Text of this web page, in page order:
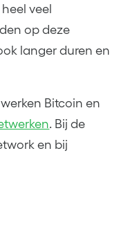
veel
op deze
langer duren en
Bitcoin en
. Bij de
en bij